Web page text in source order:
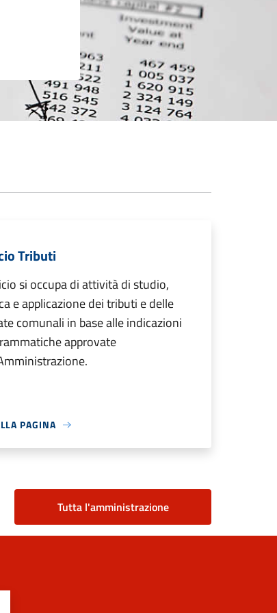
Tributi
si occupa di attività di studio,
e applicazione dei tributi e delle
comunali in base alle indicazioni
approvate
PAGINA
Tutta l'amministrazione